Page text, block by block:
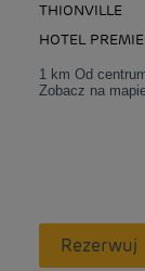
THIONVILLE
HOTEL
1 km Od
Zobacz na
Rezerwuj